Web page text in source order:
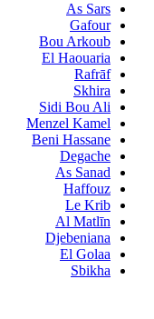
As Sars
Gafour
Bou Arkoub
El Haouaria
Rafrāf
Skhira
Sidi Bou Ali
Menzel Kamel
Beni Hassane
Degache
As Sanad
Haffouz
Le Krib
Al Matlīn
Djebeniana
El Golaa
Sbikha